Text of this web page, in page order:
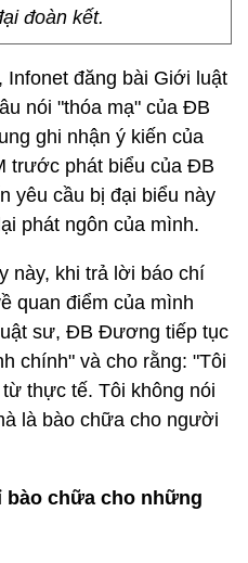
đoàn kết.
đăng bài Giới luật
nói "thóa mạ" của ĐB
ghi nhận ý kiến của
trước phát biểu của ĐB
yêu cầu bị đại biểu này
phát ngôn của mình.
này, khi trả lời báo chí
quan điểm của mình
sư, ĐB Đương tiếp tục
chính" và cho rằng: "Tôi
thực tế. Tôi không nói
là bào chữa cho người
bào chữa cho những